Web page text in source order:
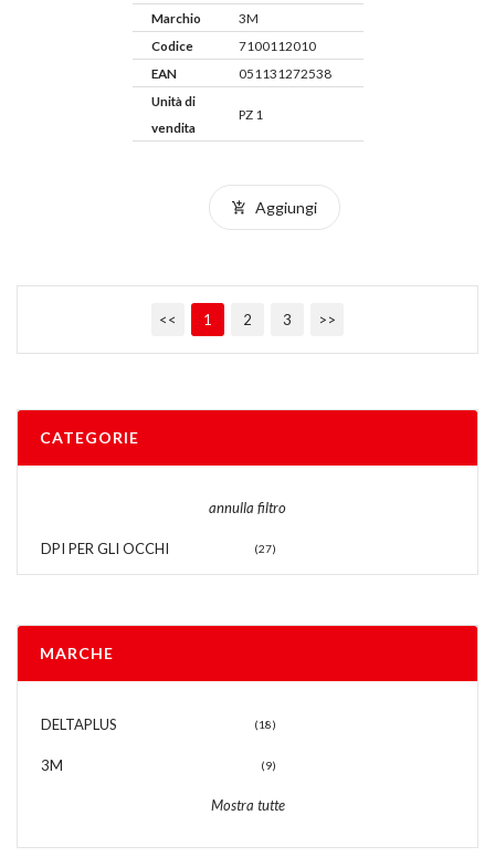
Marchio
3M
Codice
7100112010
EAN
051131272538
Unità di
vendita
PZ 1
Aggiungi
<< 1 2 3 >>
CATEGORIE
annulla filtro
DPI PER GLI OCCHI (27)
MARCHE
DELTAPLUS (18)
3M (9)
Mostra tutte